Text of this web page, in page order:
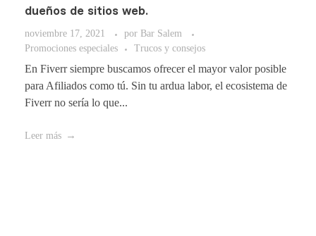
dueños de sitios web.
noviembre 17, 2021
por Bar Salem
Promociones especiales
Trucos y consejos
En Fiverr siempre buscamos ofrecer el mayor valor posible
para Afiliados como tú. Sin tu ardua labor, el ecosistema de
Fiverr no sería lo que...
Leer más